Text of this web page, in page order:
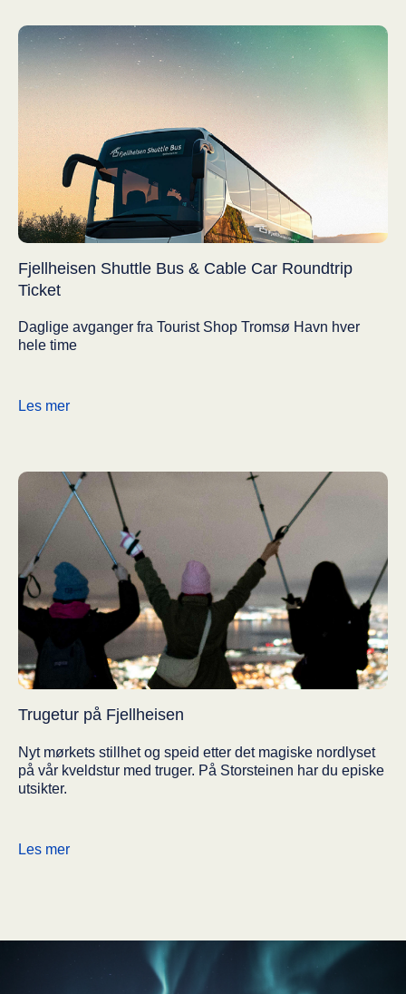
Fjellheisen Shuttle Bus & Cable Car Roundtrip
Ticket
Daglige avganger fra Tourist Shop Tromsø Havn hver
hele time
Les mer
Trugetur på Fjellheisen
Nyt mørkets stillhet og speid etter det magiske nordlyset
på vår kveldstur med truger. På Storsteinen har du episke
utsikter.
Les mer